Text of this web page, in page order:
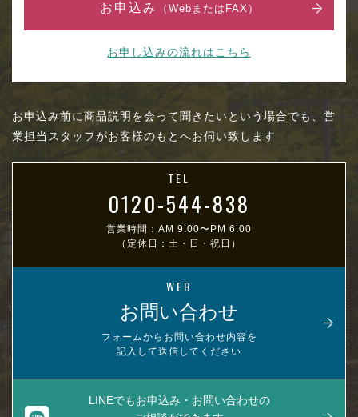
お申込み （WebまたはFAX）
お申し込みの流れはこちら
お申込み前に商品説明を会って聞きたいという場合でも、営
業担当スタッフがお客様のもとへお伺い致します
TEL
0120-544-838
営業時間：AM 9:00〜PM 6:00
（定休日：土・日・祝日）
WEB
お問い合わせ
フォームからお問い合わせ内容を
記入して送信してください
LINEでもお申込み・お問い合わせの